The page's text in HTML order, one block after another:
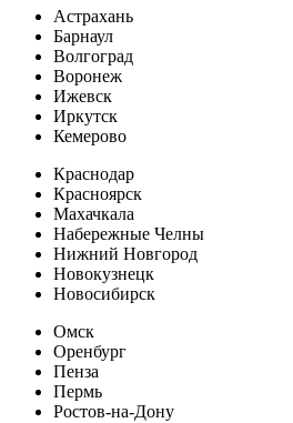
Астрахань
Барнаул
Волгоград
Воронеж
Ижевск
Иркутск
Кемерово
Краснодар
Красноярск
Махачкала
Набережные Челны
Нижний Новгород
Новокузнецк
Новосибирск
Омск
Оренбург
Пенза
Пермь
Ростов-на-Дону